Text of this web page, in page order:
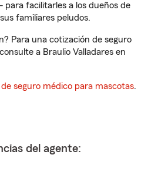
facilitarles a los dueños de
familiares peludos.
Para una cotización de seguro
a Braulio Valladares en
seguro médico para mascotas.
del agente: